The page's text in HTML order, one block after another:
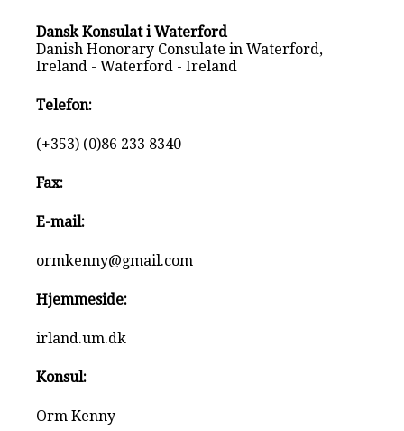
Dansk Konsulat i Waterford
Danish Honorary Consulate in Waterford,
Ireland - Waterford - Ireland
Telefon:
(+353) (0)86 233 8340
Fax:
E-mail:
ormkenny@gmail.com
Hjemmeside:
irland.um.dk
Konsul:
Orm Kenny